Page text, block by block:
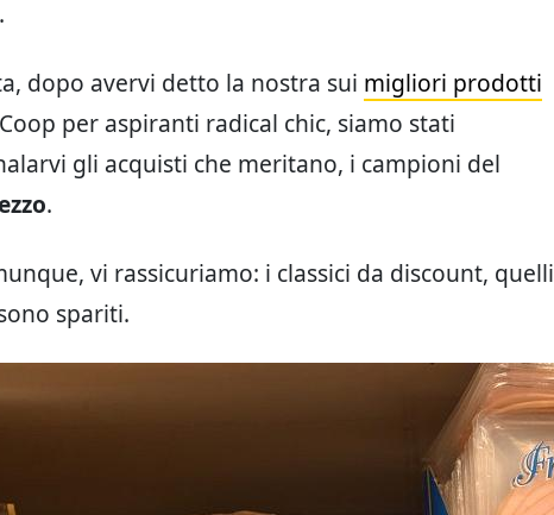
dopo avervi detto la nostra sui migliori prodotti
per aspiranti radical chic, siamo stati
gli acquisti che meritano, i campioni del
.
vi rassicuriamo: i classici da discount, quelli
spariti.